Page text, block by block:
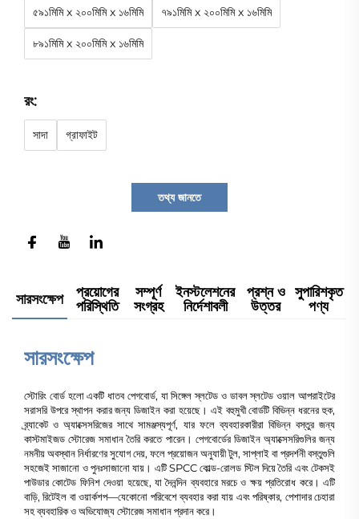
৫৯১মিমি x ২০০মিমি x ১৬মিমি ৭৯১মিমি x ২০০মিমি x ১৬মিমি
৮৯১মিমি x ২০০মিমি x ১৬মিমি
রং:
সাদা গ্রাফাইট
তথ্য জানতে
সারসংক্ষেপ
প্রয়োগের
পরিস্থিতি
সম্পূর্ণ
সংগ্রহ
ইনস্টলেশনের
নির্দেশাবলী
প্রশ্ন ও
উত্তর
সুপারিশকৃত
পণ্য
সারসংক্ষেপ
স্টোরিং বোর্ড হলো একটি ধাতব পেগবোর্ড, যা সিঙ্গেল স্লটেড ও ডাবল স্লটেড ওয়াল আপরাইটের
সরাসরি উপরে স্থাপন করার জন্য ডিজাইন করা হয়েছে। এই বহুমুখী বোর্ডটি বিভিন্ন ধরনের হুক,
ব্র্যাকেট ও অ্যাক্সেসরিজের সাথে সামঞ্জস্যপূর্ণ, যার ফলে ব্যবহারকারীরা বিভিন্ন বস্তুর জন্য
কাস্টমাইজড স্টোরেজ সমাধান তৈরি করতে পারেন। পেগবোর্ডের ডিজাইন অ্যাক্সেসরিগুলির জন্য
নমনীয় অবস্থান নির্ধারণের সুযোগ দেয়, ফলে প্রয়োজন অনুযায়ী টুল, সাপ্লাই বা প্রদর্শনী বস্তুগুলি
সহজেই সাজানো ও পুনঃসাজানো যায়। এটি SPCC কোল্ড-রোলড স্টিল দিয়ে তৈরি এবং টেকসই
পাউডার কোটেড ফিনিশ দেওয়া হয়েছে, যা দৈনন্দিন ব্যবহারে মরচে ও ক্ষয় প্রতিরোধ করে। এটি
বাড়ি, রিটেইল বা ওয়ার্কশপ—যেকোনো পরিবেশে ব্যবহার করা যায় এবং পরিষ্কার, পেশাদার চেহারা
সহ ব্যবহারিক ও অভিযোজ্য স্টোরেজ সমাধান প্রদান করে।